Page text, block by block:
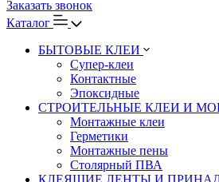
Заказать звонок
Каталог
БЫТОВЫЕ КЛЕИ
Супер-клеи
Контактные
Эпоксидные
СТРОИТЕЛЬНЫЕ КЛЕИ И
Монтажные клеи
Герметики
Монтажные пены
Столярный ПВА